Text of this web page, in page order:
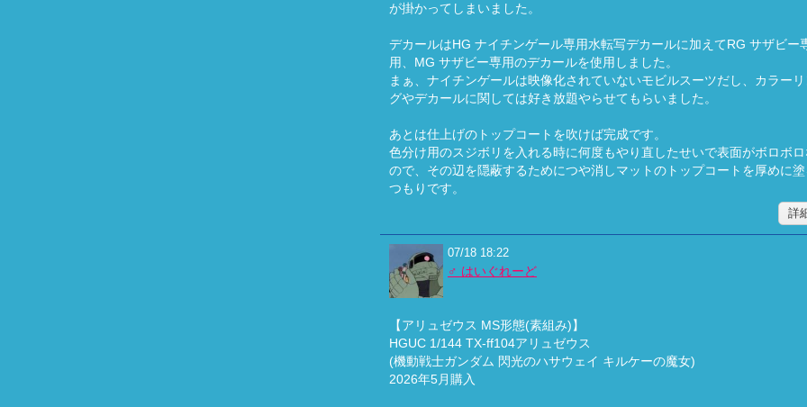
が掛かってしまいました。
デカールはHG ナイチンゲール専用水転写デカールに加えてRG サザビー
用、MG サザビー専用のデカールを使用しました。
まぁ、ナイチンゲールは映像化されていないモビルスーツだし、カラーリ
グやデカールに関しては好き放題やらせてもらいました。
あとは仕上げのトップコートを吹けば完成です。
色分け用のスジボリを入れる時に何度もやり直したせいで表面がボロボロ
ので、その辺を隠蔽するためにつや消しマットのトップコートを厚めに塗
つもりです。
詳
07/18 18:22
♂ はいぐれーど
【アリュゼウス MS形態(素組み)】
HGUC 1/144 TX-ff104アリュゼウス
(機動戦士ガンダム 閃光のハサウェイ キルケーの魔女)
2026年5月購入